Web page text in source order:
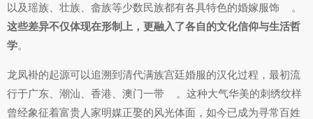
以及瑶族、壮族、畲族等少数民族都有各具特色的婚嫁服饰
。
这些差异不仅体现在形制上，更融入了各自的文化信仰与生活哲
学。
龙凤褂的起源可以追溯到清代满族宫廷婚服的汉化过程，最初流
行于广东、潮汕、香港、澳门一带
。这种大气华美的刺绣纹样
曾经象征着富贵人家明媒正娶的风光体面，如今已成为寻常百姓